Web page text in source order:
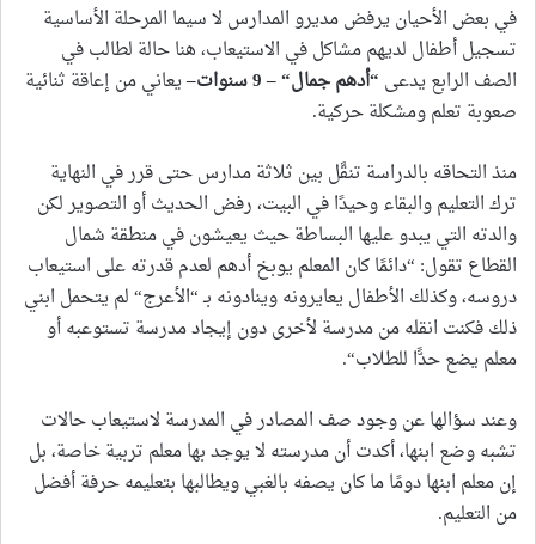
في بعض الأحيان يرفض مديرو المدارس لا سيما المرحلة الأساسية
تسجيل أطفال لديهم مشاكل في الاستيعاب، هنا حالة لطالب في
الصف الرابع يدعى “أدهم جمال“ – 9 سنوات–
يعاني من إعاقة ثنائية
صعوبة تعلم ومشكلة حركية.
منذ التحاقه بالدراسة تنقَّل بين ثلاثة مدارس حتى قرر في النهاية
ترك التعليم والبقاء وحيدًا في البيت، رفض الحديث أو التصوير لكن
والدته التي يبدو عليها البساطة حيث يعيشون في منطقة شمال
القطاع تقول: “دائمًا كان المعلم يوبخ أدهم لعدم قدرته على استيعاب
دروسه، وكذلك الأطفال يعايرونه وينادونه بـ “الأعرج“ لم يتحمل ابني
ذلك فكنت انقله من مدرسة لأخرى دون إيجاد مدرسة تستوعبه أو
معلم يضع حدًّا للطلاب“.
وعند سؤالها عن وجود صف المصادر في المدرسة لاستيعاب حالات
تشبه وضع ابنها، أكدت أن مدرسته لا يوجد بها معلم تربية خاصة، بل
إن معلم ابنها دومًا ما كان يصفه بالغبي ويطالبها بتعليمه حرفة أفضل
من التعليم.